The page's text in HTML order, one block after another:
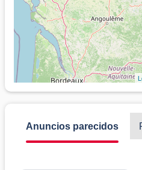
Anuncios parecidos